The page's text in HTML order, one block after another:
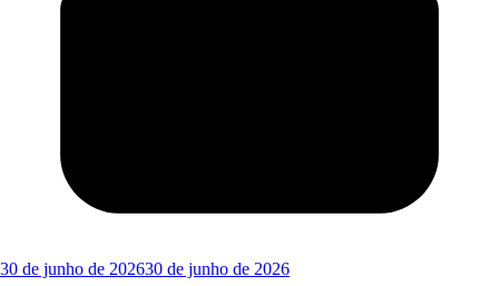
30 de junho de 202630 de junho de 2026